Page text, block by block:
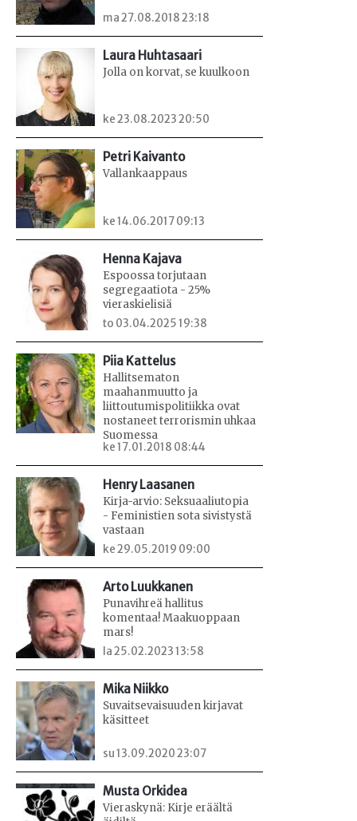
ma 27.08.2018 23:18
Laura Huhtasaari
Jolla on korvat, se kuulkoon
ke 23.08.2023 20:50
Petri Kaivanto
Vallankaappaus
ke 14.06.2017 09:13
Henna Kajava
Espoossa torjutaan
segregaatiota - 25%
vieraskielisiä
to 03.04.2025 19:38
Piia Kattelus
Hallitsematon
maahanmuutto ja
liittoutumispolitiikka ovat
nostaneet terrorismin uhkaa
Suomessa
ke 17.01.2018 08:44
Henry Laasanen
Kirja-arvio: Seksuaaliutopia
- Feministien sota sivistystä
vastaan
ke 29.05.2019 09:00
Arto Luukkanen
Punavihreä hallitus
komentaa! Maakuoppaan
mars!
la 25.02.2023 13:58
Mika Niikko
Suvaitsevaisuuden kirjavat
käsitteet
su 13.09.2020 23:07
Musta Orkidea
Vieraskynä: Kirje eräältä